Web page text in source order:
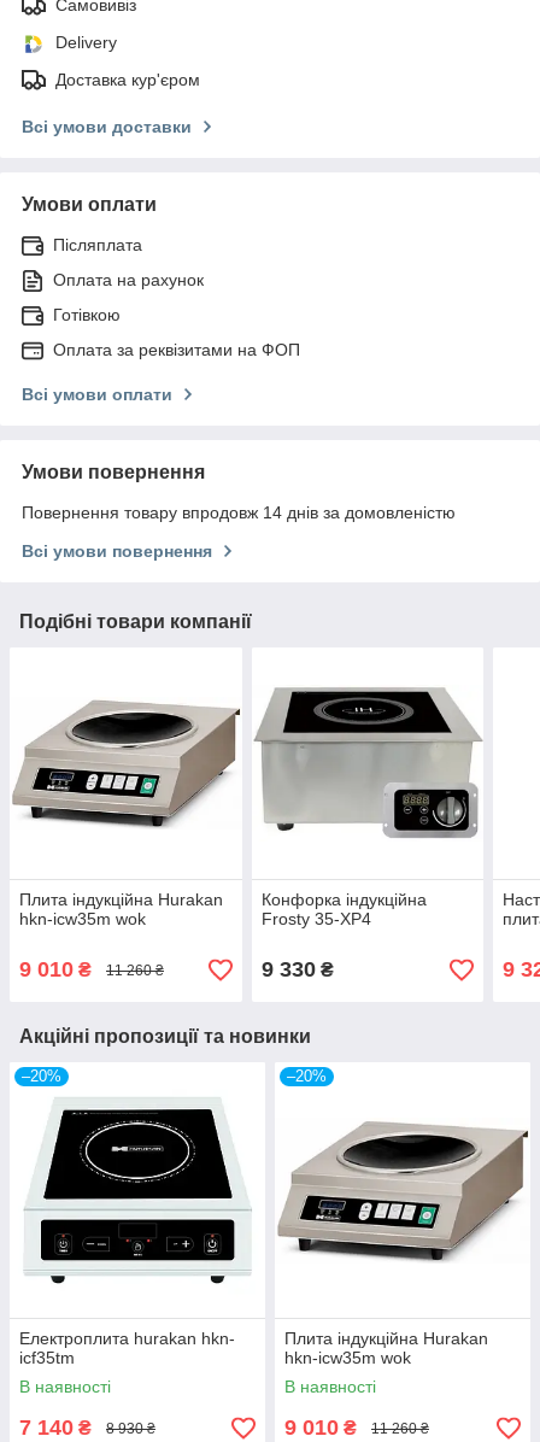
Самовивіз
Delivery
Доставка кур'єром
Всі умови доставки
Умови оплати
Післяплата
Оплата на рахунок
Готівкою
Оплата за реквізитами на ФОП
Всі умови оплати
Умови повернення
Повернення товару впродовж 14 днів за домовленістю
Всі умови повернення
Подібні товари компанії
Плита індукційна Hurakan
hkn-icw35m wok
9 010 ₴ 11 260 ₴
Конфорка індукційна
Frosty 35-XP4
9 330₴ 9
Акційні пропозиції та новинки
–20%
Електроплита hurakan hkn-
icf35tm
В наявності
7 140 ₴ 8 930 ₴
–20%
Плита індукційна Hurakan
hkn-icw35m wok
В наявності
9 010 ₴ 11 260 ₴